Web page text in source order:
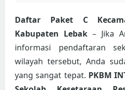
Daftar Paket C
Kabupaten Lebak – Jika
informasi pendaftaran
wilayah tersebut, Anda
yang sangat tepat. PKBM